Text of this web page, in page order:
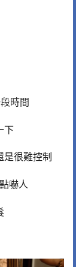
時間
下
很難控制
嚇人